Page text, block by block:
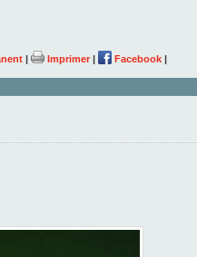
| Imprimer | Facebook |